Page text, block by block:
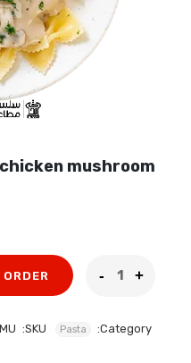
mushroom
ORDER
Category:
Pasta
SKU: